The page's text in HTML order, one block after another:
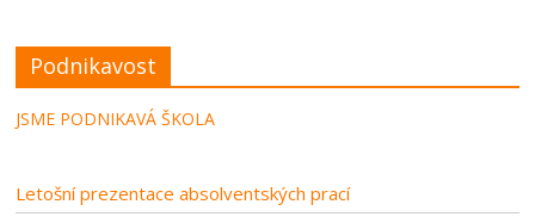
Podnikavost
JSME PODNIKAVÁ ŠKOLA
Letošní prezentace absolventských prací